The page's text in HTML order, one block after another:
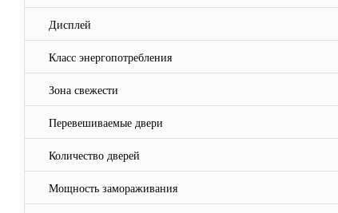
Дисплей
Класс энергопотребления
Зона свежести
Перевешиваемые двери
Количество дверей
Мощность замораживания